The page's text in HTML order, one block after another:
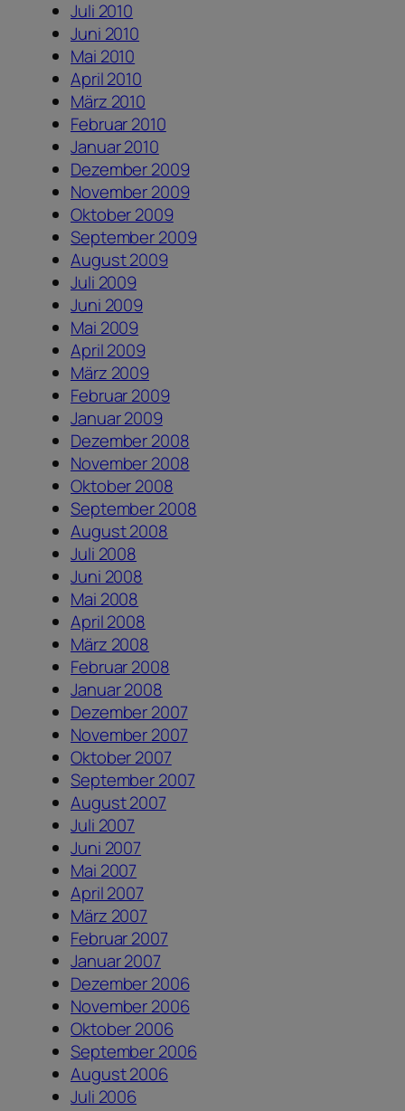
Juli 2010
Juni 2010
Mai 2010
April 2010
März 2010
Februar 2010
Januar 2010
Dezember 2009
November 2009
Oktober 2009
September 2009
August 2009
Juli 2009
Juni 2009
Mai 2009
April 2009
März 2009
Februar 2009
Januar 2009
Dezember 2008
November 2008
Oktober 2008
September 2008
August 2008
Juli 2008
Juni 2008
Mai 2008
April 2008
März 2008
Februar 2008
Januar 2008
Dezember 2007
November 2007
Oktober 2007
September 2007
August 2007
Juli 2007
Juni 2007
Mai 2007
April 2007
März 2007
Februar 2007
Januar 2007
Dezember 2006
November 2006
Oktober 2006
September 2006
August 2006
Juli 2006